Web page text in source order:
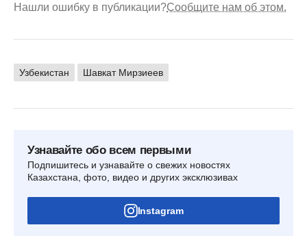
Нашли ошибку в публикации?Сообщите нам об этом.
Узбекистан Шавкат Мирзиеев
Узнавайте обо всем первыми
Подпишитесь и узнавайте о свежих новостях
Казахстана, фото, видео и других эксклюзивах
Instagram